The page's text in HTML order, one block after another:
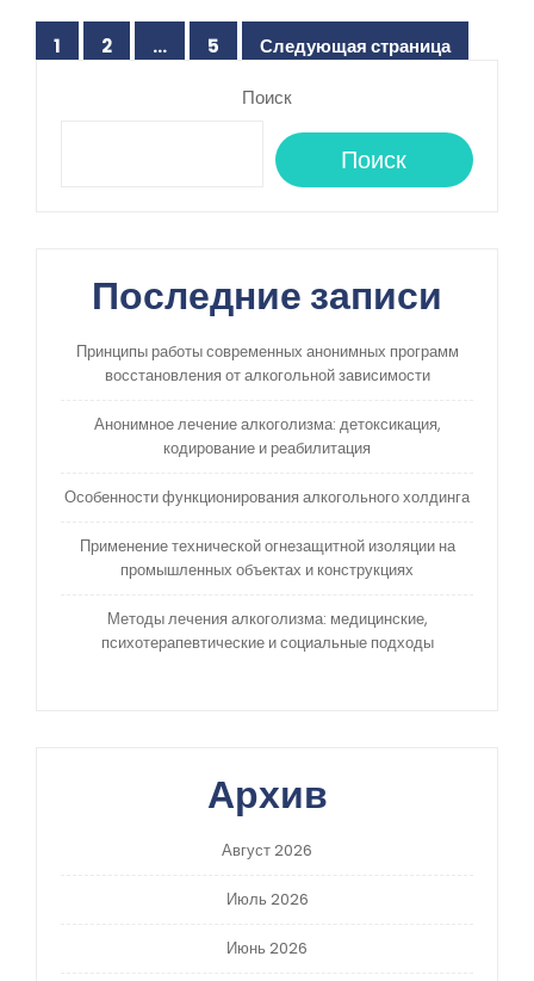
Пагинация
Страница
1 Страница
2 … Страница
5 Следующая страница
Поиск
Поиск
Последние записи
Принципы работы современных анонимных программ
восстановления от алкогольной зависимости
Анонимное лечение алкоголизма: детоксикация,
кодирование и реабилитация
Особенности функционирования алкогольного холдинга
Применение технической огнезащитной изоляции на
промышленных объектах и конструкциях
Методы лечения алкоголизма: медицинские,
психотерапевтические и социальные подходы
Архив
Август 2026
Июль 2026
Июнь 2026